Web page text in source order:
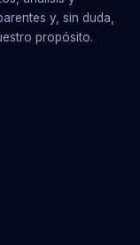
y, sin duda,
propósito.